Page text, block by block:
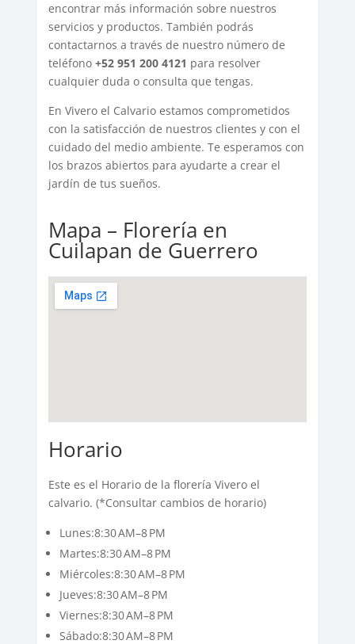
encontrar más información sobre nuestros
servicios y productos. También podrás
contactarnos a través de nuestro número de
teléfono +52 951 200 4121 para resolver
cualquier duda o consulta que tengas.
En Vivero el Calvario estamos comprometidos
con la satisfacción de nuestros clientes y con el
cuidado del medio ambiente. Te esperamos con
los brazos abiertos para ayudarte a crear el
jardín de tus sueños.
Mapa – Florería en
Cuilapan de Guerrero
Horario
Este es el Horario de la florería Vivero el
calvario. (*Consultar cambios de horario)
Lunes:8:30 AM–8 PM
Martes:8:30 AM–8 PM
Miércoles:8:30 AM–8 PM
Jueves:8:30 AM–8 PM
Viernes:8:30 AM–8 PM
Sábado:8:30 AM–8 PM